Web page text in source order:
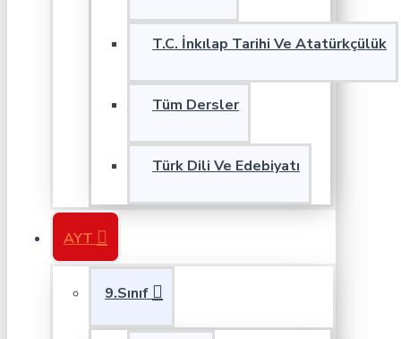
T.C. İnkılap Tarihi Ve Atatürkçülük
Tüm Dersler
Türk Dili Ve Edebiyatı
AYT
9.Sınıf